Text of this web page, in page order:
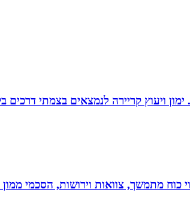
ויעוץ קריירה לנמצאים בצמתי
מתמשך, צוואות וירושות, הסכמי